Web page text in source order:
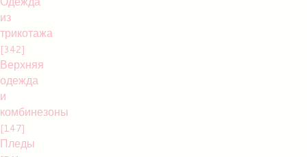
из
трикотажа
[342]
Верхняя
одежда
и
комбинезоны
[147]
Пледы